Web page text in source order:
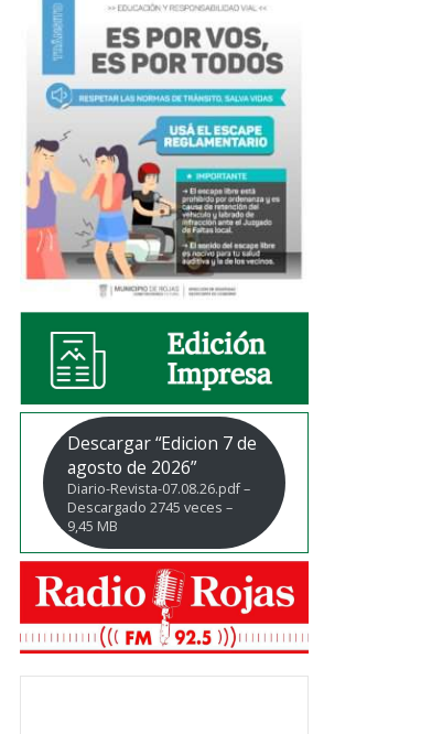
Descargar “Edicion 7 de
agosto de 2026”
Diario-Revista-07.08.26.pdf –
Descargado 2745 veces –
9,45 MB